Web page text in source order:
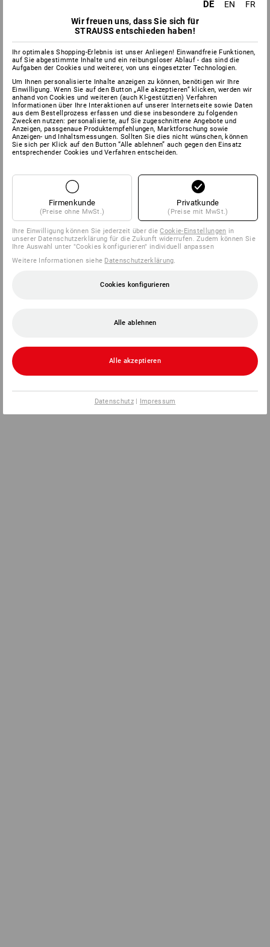
DE EN
FR
Wir freuen uns, dass Sie sich für
STRAUSS entschieden haben!
Ihr optimales Shopping-Erlebnis ist unser Anliegen! Einwandfreie Funktionen,
auf Sie abgestimmte Inhalte und ein reibungsloser Ablauf - das sind die
Aufgaben der Cookies und weiterer, von uns eingesetzter Technologien.
Um Ihnen personalisierte Inhalte anzeigen zu können, benötigen wir Ihre
Einwilligung. Wenn Sie auf den Button „Alle akzeptieren“ klicken, werden wir
anhand von Cookies und weiteren (auch KI-gestützten) Verfahren
Informationen über Ihre Interaktionen auf unserer Internetseite sowie Daten
aus dem Bestellprozess erfassen und diese insbesondere zu folgenden
Zwecken nutzen: personalisierte, auf Sie zugeschnittene Angebote und
Anzeigen, passgenaue Produktempfehlungen, Marktforschung sowie
Anzeigen- und Inhaltsmessungen. Sollten Sie dies nicht wünschen, können
Sie sich per Klick auf den Button “Alle ablehnen” auch gegen den Einsatz
entsprechender Cookies und Verfahren entscheiden.
Firmenkunde
(Preise ohne MwSt.)
Privatkunde
(Preise mit MwSt.)
Ihre Einwilligung können Sie jederzeit über dieCookie-Einstellungen in
unserer Datenschutzerklärung für die Zukunft widerrufen. Zudem können Sie
Ihre Auswahl unter "Cookies konfigurieren" individuell anpassen
Weitere Informationen siehe Datenschutzerklärung
Cookies konfigurieren
Alle ablehnen
Alle akzeptieren
Datenschutz| Impressum